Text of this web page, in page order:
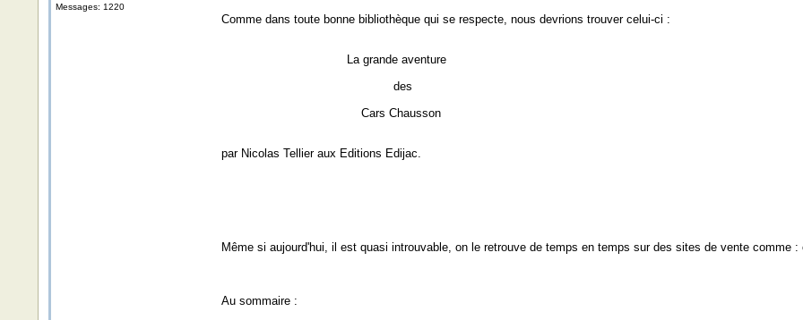
Messages: 1220
Comme dans toute bonne bibliothèque qui se respecte, nous devrions trouver celui-ci :
La grande aventure
des
Cars Chausson
par Nicolas Tellier aux Editions Edijac.
Même si aujourd'hui, il est quasi introuvable, on le retrouve de temps en temps sur des sites de vente
Au sommaire :